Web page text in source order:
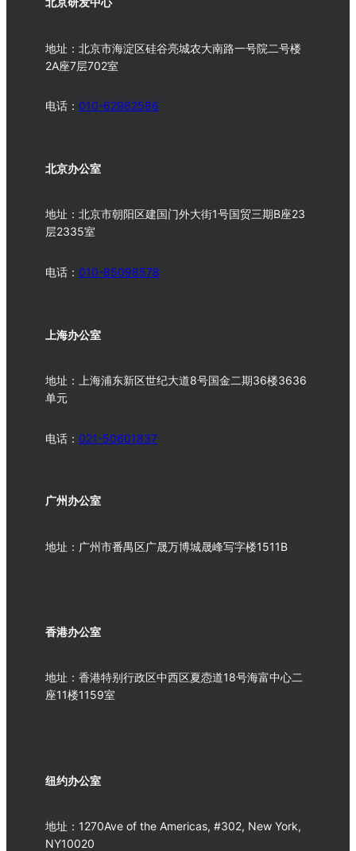
地址：北京市海淀区硅谷亮城农大南路一号院二号楼
2A座7层702室
电话：010-62962586
北京办公室
地址：北京市朝阳区建国门外大街1号国贸三期B座23
层2335室
电话：010-85098578
上海办公室
地址：上海浦东新区世纪大道8号国金二期36楼3636
单元
电话：021-50601837
广州办公室
地址：广州市番禺区广晟万博城晟峰写字楼1511B
香港办公室
地址：香港特别行政区中西区夏悫道18号海富中心二
座11楼1159室
纽约办公室
地址：1270Ave of the Americas, #302, New York,
NY10020